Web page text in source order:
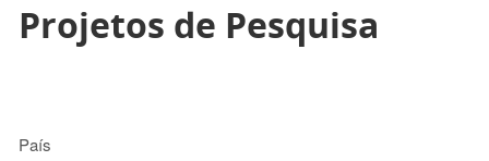
Projetos de Pesquisa
País